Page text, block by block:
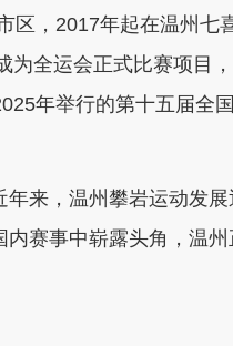
，2017年起在温州七
为全运会正式比赛项目
年举行的第十五届全
，温州攀岩运动发展
赛事中崭露头角，温